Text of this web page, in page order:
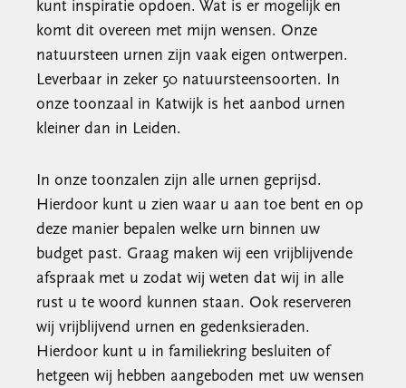
kunt inspiratie opdoen. Wat is er mogelijk en
komt dit overeen met mijn wensen. Onze
natuursteen urnen zijn vaak eigen ontwerpen.
Leverbaar in zeker 50 natuursteensoorten. In
onze toonzaal in Katwijk is het aanbod urnen
kleiner dan in Leiden.
In onze toonzalen zijn alle urnen geprijsd.
Hierdoor kunt u zien waar u aan toe bent en op
deze manier bepalen welke urn binnen uw
budget past. Graag maken wij een vrijblijvende
afspraak met u zodat wij weten dat wij in alle
rust u te woord kunnen staan. Ook reserveren
wij vrijblijvend urnen en gedenksieraden.
Hierdoor kunt u in familiekring besluiten of
hetgeen wij hebben aangeboden met uw wensen